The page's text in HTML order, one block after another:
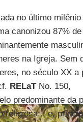
no último
canonizou 87%
na Igreja. Sem
no século XX a
RELaTNo. 150,
predominante da
religiosa... e,